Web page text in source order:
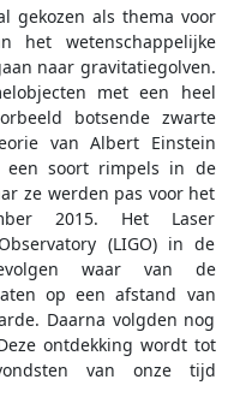
gekozen als thema voor
het wetenschappelijke
naar gravitatiegolven.
met een heel
botsende zwarte
van Albert Einstein
een soort rimpels in de
ze werden pas voor het
2015. Het Laser
(LIGO) in de
waar van de
op een afstand van
Daarna volgden nog
ontdekking wordt tot
van onze tijd